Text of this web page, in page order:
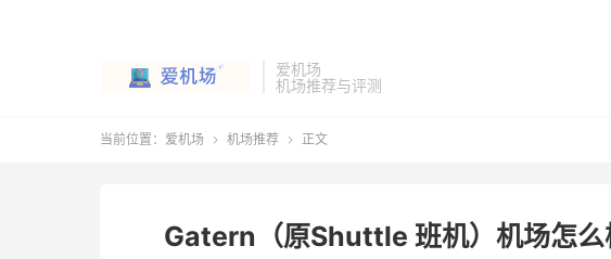
爱机场
机场推荐与评测
当前位置： 爱机场  机场推荐  正文
Gatern（原Shuttle 班机）机场怎么